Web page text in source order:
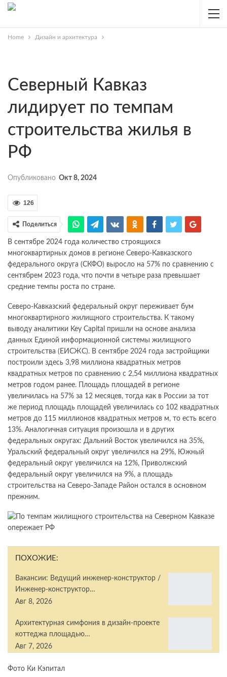
Home Дизайн и архитектура
Северный Кавказ
лидирует по темпам
строительства жилья в
РФ
Опубликовано Окт 8, 2024
126
Поделиться
В сентябре 2024 года количество строящихся
многоквартирных домов в регионе Северо-Кавказского
федерального округа (СКФО) выросло на 57% по сравнению с
сентябрем 2023 года, что почти в четыре раза превышает
средние темпы роста по стране.
Северо-Кавказский федеральный округ переживает бум
многоквартирного жилищного строительства. К такому
выводу аналитики Key Capital пришли на основе анализа
данных Единой информационной системы жилищного
строительства (ЕИСЖС). В сентябре 2024 года застройщики
построили здесь 3,98 миллиона квадратных метров
квадратных метров по сравнению с 2,54 миллиона квадратных
метров годом ранее. Площадь площадей в регионе
увеличилась на 57% за 12 месяцев, тогда как в России за тот
же период площадь площадей увеличилась со 102 квадратных
метров до 115 миллионов квадратных метров м, то есть всего
13%. Аналогичная ситуация произошла и в других
федеральных округах: Дальний Восток увеличился на 35%,
Уральский федеральный округ увеличился на 29%, Южный
федеральный округ увеличился на 12%, Приволжский
федеральный округ увеличился на 9%, а площадь
строительства на Северо-Западе Район остался в основном
прежним.
ПОХОЖИЕ:
Вакансии: Ведущий инженер-конструктор /
Инженер-конструктор…
Авг 8, 2026
Архитектурная симфония в дизайн-проекте
коттеджа площадью…
Авг 7, 2026
Фото Ки Кэпитал